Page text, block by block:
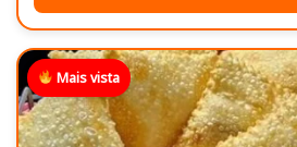
Mais vista